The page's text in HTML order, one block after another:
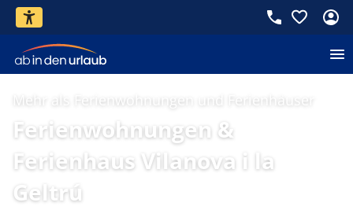
Mehr als Ferienwohnungen und Ferienhäuser
Ferienwohnungen &
Ferienhaus Vilanova i la
Geltrú